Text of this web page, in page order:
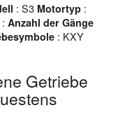
: S3 Motortyp :
: Anzahl der Gänge
: KXY
Getriebe